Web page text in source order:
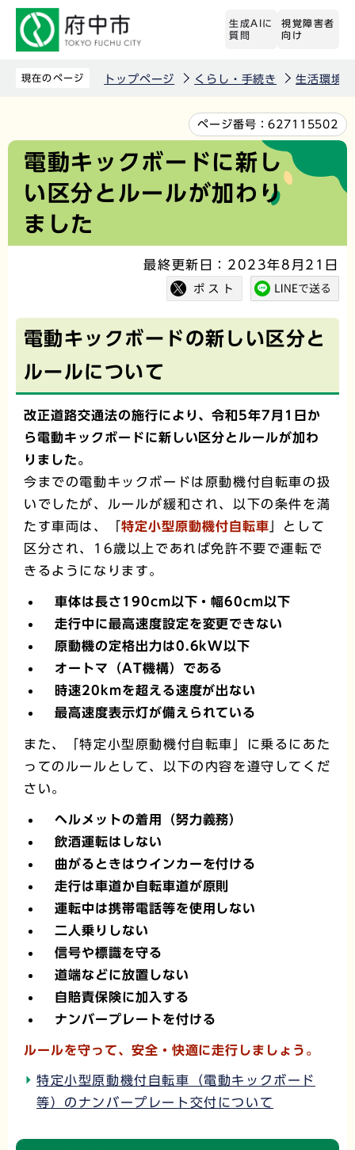
先
生成AIに
質問
視覚障害者
向け
現在のページ トップページ くらし・手続き 生活環境
文
ページ番号：627115502
電動キックボードに新し
い区分とルールが加わり
ました
最終更新日：2023年8月21日
電動キックボードの新しい区分と
ルールについて
改正道路交通法の施行により、令和5年7月1日か
ら電動キックボードに新しい区分とルールが加わ
りました。
今までの電動キックボードは原動機付自転車の扱
いでしたが、ルールが緩和され、以下の条件を満
たす車両は、「特定小型原動機付自転車 」として
区分され、16歳以上であれば免許不要で運転で
きるようになります。
車体は長さ190cm以下・幅60cm以下
走行中に最高速度設定を変更できない
原動機の定格出力は0.6kW以下
オートマ（AT機構）である
時速20kmを超える速度が出ない
最高速度表示灯が備えられている
また、「特定小型原動機付自転車」に乗るにあた
ってのルールとして、以下の内容を遵守してくだ
さい。
ヘルメットの着用（努力義務）
飲酒運転はしない
曲がるときはウインカーを付ける
走行は車道か自転車道が原則
運転中は携帯電話等を使用しない
二人乗りしない
信号や標識を守る
道端などに放置しない
自賠責保険に加入する
ナンバープレートを付ける
ルールを守って、安全・快適に走行しましょう。
特定小型原動機付自転車（電動キックボード
等）のナンバープレート交付について